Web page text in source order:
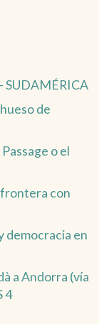
SUDAMÉRICA
de
o el
con
democracia en
a Andorra (vía
4